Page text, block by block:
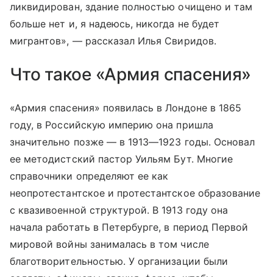
ликвидирован, здание полностью очищено и там
больше нет и, я надеюсь, никогда не будет
мигрантов», — рассказал Илья Свиридов.
Что такое «Армия спасения»
«Армия спасения» появилась в Лондоне в 1865
году, в Российскую империю она пришла
значительно позже — в 1913—1923 годы. Основал
ее методистский пастор Уильям Бут. Многие
справочники определяют ее как
неопротестантское и протестантское образование
с квазивоенной структурой. В 1913 году она
начала работать в Петербурге, в период Первой
мировой войны занималась в том числе
благотворительностью. У организации были